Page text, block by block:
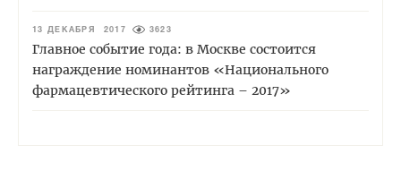
13 ДЕКАБРЯ 2017 3623
Главное событие года: в Москве состоится
награждение номинантов «Национального
фармацевтического рейтинга – 2017»